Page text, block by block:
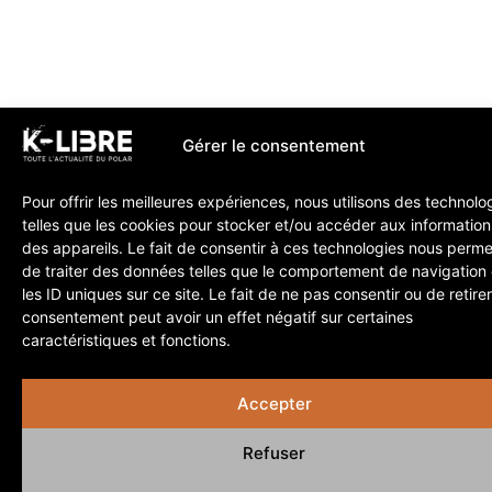
Gérer le consentement
Pour offrir les meilleures expériences, nous utilisons des
telles que les cookies pour stocker et/ou accéder aux
des appareils. Le fait de consentir à ces technologies nous
de traiter des données telles que le comportement de navigation
les ID uniques sur ce site. Le fait de ne pas consentir ou de
consentement peut avoir un effet négatif sur certaines
caractéristiques et fonctions.
Accepter
Refuser